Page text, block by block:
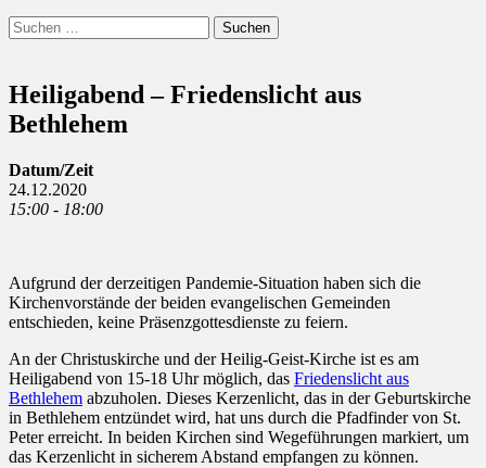
Suchen
Suchen
nach:
Heiligabend – Friedenslicht aus
Bethlehem
Datum/Zeit
24.12.2020
15:00 - 18:00
Aufgrund der derzeitigen Pandemie-Situation haben sich die
Kirchenvorstände der beiden evangelischen Gemeinden
entschieden, keine Präsenzgottesdienste zu feiern.
An der Christuskirche und der Heilig-Geist-Kirche ist es am
Heiligabend von 15-18 Uhr möglich, das Friedenslicht aus
Bethlehem abzuholen. Dieses Kerzenlicht, das in der Geburtskirche
in Bethlehem entzündet wird, hat uns durch die Pfadfinder von St.
Peter erreicht. In beiden Kirchen sind Wegeführungen markiert, um
das Kerzenlicht in sicherem Abstand empfangen zu können.